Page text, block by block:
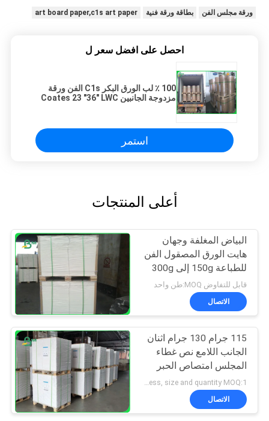
ورقة مجلس الفن بطاقة ورقة فنية art board paper,c1s art paper
احصل على افضل سعر ل
100 ٪ لب الورق البكر C1s الفن ورقة
مزدوجة الجانبين Coates 23 "36" LWC
استمر
أعلى المنتجات
البياض المغلفة وجهان
هايت الورق المصقول الفن
للطباعة 150g إلى 300g
قابل للتفاوض MOQ:طن واحد
الاتصال
115 جرام 130 جرام اثنان
الجانب اللامع نص غطاء
المجلس امتصاص الحبر
موحدة 640x900mm
الاتصال